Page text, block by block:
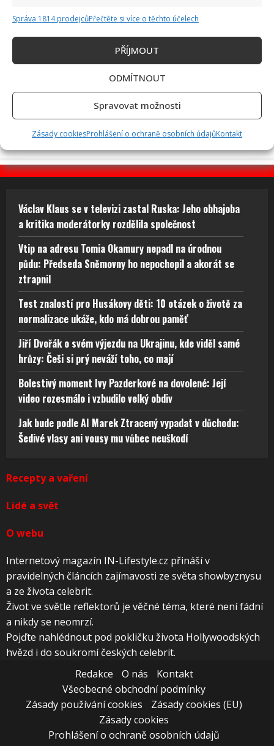
Správa 1814 prodejcůPřečtěte si více o těchto účelech
PŘÍJMOUT
ODMÍTNOUT
Spravovat možnosti
Zásady cookiesProhlášení o ochraně osobních údajůKontakt
rozesmálo i vzbudilo velký obdiv
Václav Klaus se v televizi zastal Ruska: Jeho obhajoba
a kritika moderátorky rozdělila společnost
Vtip na adresu Tomia Okamury nepadl na úrodnou
půdu: Předseda Sněmovny ho nepochopil a akorát se
ztrapnil
Test znalostí pro Husákovy děti: 10 otázek o životě za
normalizace ukáže, kdo má dobrou paměť
Jiří Dvořák o svém výjezdu na Ukrajinu, kde viděl samé
hrůzy: Češi si prý neváží toho, co mají
Bolestivý moment Ivy Pazderkové na dovolené: Její
video rozesmálo i vzbudilo velký obdiv
Jak bude podle AI Marek Ztracený vypadat v důchodu:
Šedivé vlasy ani vousy mu vůbec neuškodí
Recepty a vaření
Lidé a svět
O webu
Internetový magazín IN-Lifestyle.cz přináší v
pravidelných článcích zajímavosti ze světa showbyznysu
a ze života celebrit.
Život ve světle reflektorů je věčné téma, které není fádní
a nikdy se neomrzí.
Pojďte nahlédnout pod pokličku života Hollywoodských
hvězd i do soukromí českých celebrit.
Redakce
O nás
Kontakt
Všeobecné obchodní podmínky
Zásady používání cookies
Zásady cookies (EU)
Zásady cookies
Prohlášení o ochraně osobních údajů